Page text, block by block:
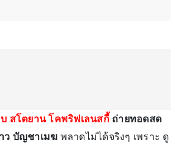
สโตยาน โคพริฟเลนสกี้ ถ่ายทอดสด
ว บัญชาเมฆ พลาดไม่ได้จริงๆ เพราะ ดู